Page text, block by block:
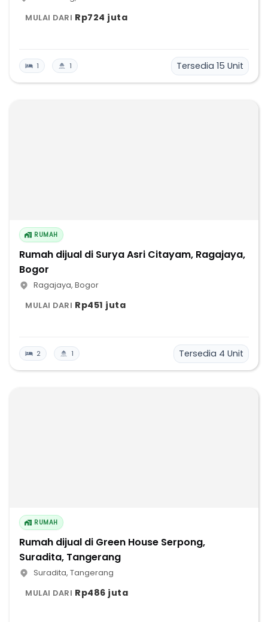
MULAI DARI Rp724 juta
1 1 Tersedia 15 Unit
RUMAH
Rumah dijual di Surya Asri Citayam, Ragajaya,
Bogor
Ragajaya, Bogor
MULAI DARI Rp451 juta
2 1 Tersedia 4 Unit
RUMAH
Rumah dijual di Green House Serpong,
Suradita, Tangerang
Suradita, Tangerang
MULAI DARI Rp486 juta